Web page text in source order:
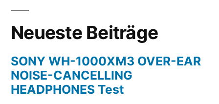
Neueste Beiträge
SONY WH-1000XM3 OVER-EAR
NOISE-CANCELLING
HEADPHONES Test